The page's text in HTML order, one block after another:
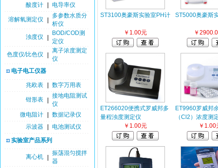
酸度计 电导率仪
溶解氧测定仪
多参数水质分
析仪
浊度仪
BOD/COD测
定仪
色度仪/比色仪
离子浓度测定
仪
电子电工仪器
兆欧表 数字万用表
钳形表
接地电阻测试
仪
微电阻计
数据记录仪
示波器
电池测试仪
实验室产品系列
离心机
振荡混匀搅拌
器
ST3100奥豪斯实验室PH计
￥1.00元
ST5000奥豪斯
￥
ET266020便携式罗威邦多
量程浊度测定仪
￥1.00元
ET9960罗威邦
（Cl2）浓度测
￥1.00